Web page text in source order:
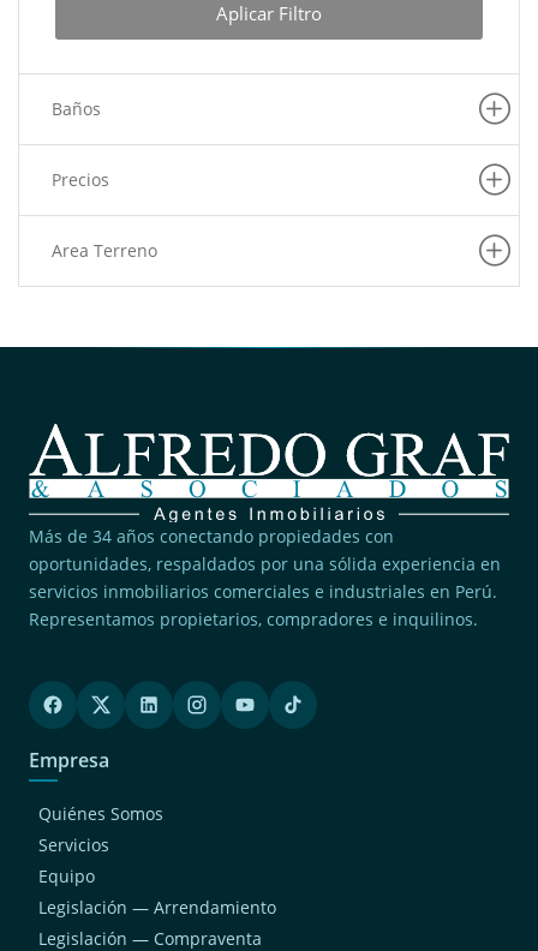
Aplicar Filtro
Baños
Precios
Area Terreno
Más de 34 años conectando propiedades con
oportunidades, respaldados por una sólida experiencia en
servicios inmobiliarios comerciales e industriales en Perú.
Representamos propietarios, compradores e inquilinos.
Empresa
Quiénes Somos
Servicios
Equipo
Legislación — Arrendamiento
Legislación — Compraventa